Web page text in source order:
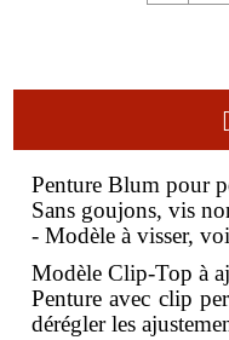
Penture Blum pour
Sans goujons, vis
- Modèle à visser,
Modèle Clip-Top à
Penture avec clip
dérégler les